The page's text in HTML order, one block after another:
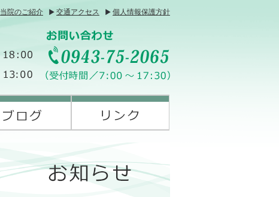
当院のご紹介 交通アクセス 個人情報保護方針